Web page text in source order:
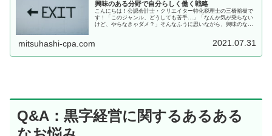
興味のある分野で自分らしく働く戦略
こんにちは！公認会計士・クリエイター特化税理士の三橋裕樹で
す！「このジャンル、どうしても苦手…」「なんか気が乗らない
けど、やらなきゃダメ？」そんなふうに思いながら、興味のない
mitsuhashi-cpa.com 2021.07.31
Q&A：黒字経営に関するあるある